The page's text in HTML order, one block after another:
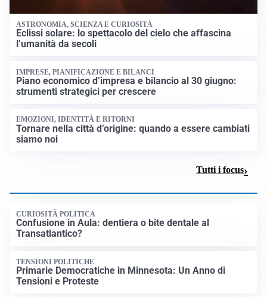
ASTRONOMIA, SCIENZA E CURIOSITÀ
Eclissi solare: lo spettacolo del cielo che affascina
l’umanità da secoli
IMPRESE, PIANIFICAZIONE E BILANCI
Piano economico d’impresa e bilancio al 30 giugno:
strumenti strategici per crescere
EMOZIONI, IDENTITÀ E RITORNI
Tornare nella città d’origine: quando a essere cambiati
siamo noi
Tutti i focus
CURIOSITÀ POLITICA
Confusione in Aula: dentiera o bite dentale al
Transatlantico?
TENSIONI POLITICHE
Primarie Democratiche in Minnesota: Un Anno di
Tensioni e Proteste